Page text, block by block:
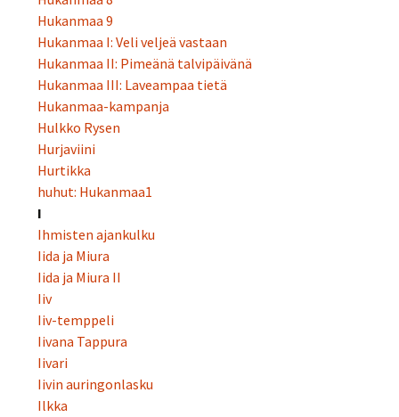
Hukanmaa 9
Hukanmaa I: Veli veljeä vastaan
Hukanmaa II: Pimeänä talvipäivänä
Hukanmaa III: Laveampaa tietä
Hukanmaa-kampanja
Hulkko Rysen
Hurjaviini
Hurtikka
huhut: Hukanmaa1
I
Ihmisten ajankulku
Iida ja Miura
Iida ja Miura II
Iiv
Iiv-temppeli
Iivana Tappura
Iivari
Iivin auringonlasku
Ilkka